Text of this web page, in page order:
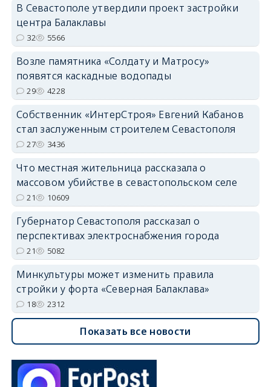
В Севастополе утвердили проект застройки
центра Балаклавы
32 5566
Возле памятника «Солдату и Матросу»
появятся каскадные водопады
29 4228
Собственник «ИнтерСтроя» Евгений Кабанов
стал заслуженным строителем Севастополя
27 3436
Что местная жительница рассказала о
массовом убийстве в севастопольском селе
21 10609
Губернатор Севастополя рассказал о
перспективах электроснабжения города
21 5082
Минкультуры может изменить правила
стройки у форта «Северная Балаклава»
18 2312
Показать все новости